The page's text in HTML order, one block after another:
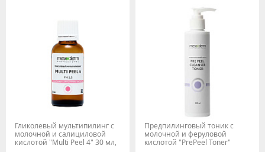
Гликолевый мультипилинг с
молочной и салициловой
кислотой "Multi Peel 4" 30 мл,
Предпилинговый тоник с
молочной и феруловой
кислотой "PrePeel Toner"